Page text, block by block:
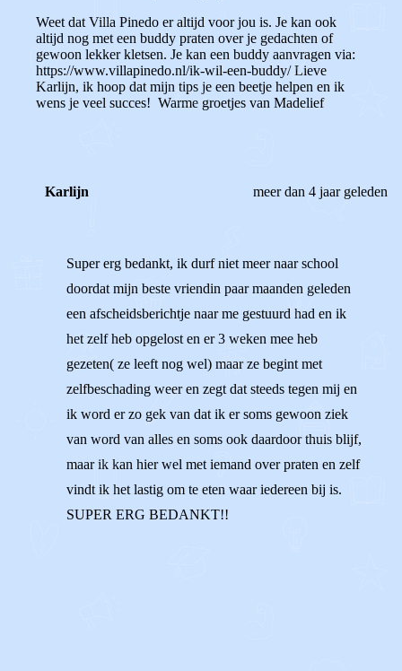
Weet dat Villa Pinedo er altijd voor jou is. Je kan ook
altijd nog met een buddy praten over je gedachten of
gewoon lekker kletsen. Je kan een buddy aanvragen via:
https://www.villapinedo.nl/ik-wil-een-buddy/Lieve
Karlijn, ik hoop dat mijn tips je een beetje helpen en ik
wens je veel succes! Warme groetjes van Madelief
Karlijn meer dan 4 jaar geleden
Super erg bedankt, ik durf niet meer naar school
doordat mijn beste vriendin paar maanden geleden
een afscheidsberichtje naar me gestuurd had en ik
het zelf heb opgelost en er 3 weken mee heb
gezeten( ze leeft nog wel) maar ze begint met
zelfbeschading weer en zegt dat steeds tegen mij en
ik word er zo gek van dat ik er soms gewoon ziek
van word van alles en soms ook daardoor thuis blijf,
maar ik kan hier wel met iemand over praten en zelf
vindt ik het lastig om te eten waar iedereen bij is.
SUPER ERG BEDANKT!!